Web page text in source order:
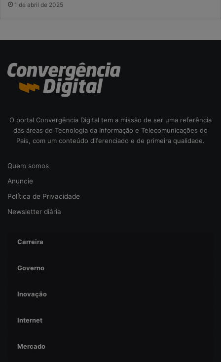
1 de abril de 2025
O portal Convergência Digital tem a missão de ser uma referência
das áreas de Tecnologia da Informação e Telecomunicações do
País, com um conteúdo diferenciado e de primeira qualidade.
Quem somos
Anuncie
Política de Privacidade
Newsletter diária
Carreira
Governo
Inovação
Internet
Mercado